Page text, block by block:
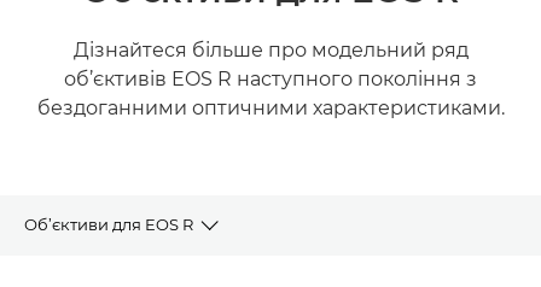
Дізнайтеся більше про модельний ряд
об’єктивів EOS R наступного покоління з
бездоганними оптичними характеристиками.
Об’єктиви для EOS R